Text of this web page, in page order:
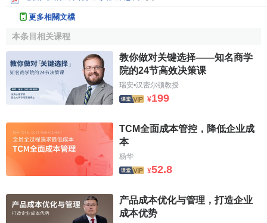
更多相關文檔
本条目相关课程
教你做对关键选择——知名商学
院的24节高效决策课
瑞安•汉密尔顿教授
¥199
TCM全面成本管控，降低企业成
本
杨华
¥52.8
产品成本优化与管理，打造企业
成本优势